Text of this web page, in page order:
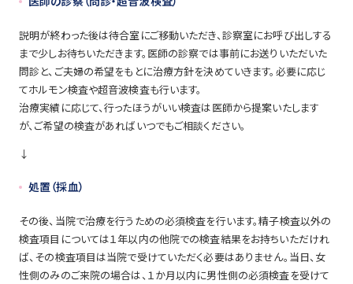
説明が終わった後は待合室にご移動いただき、診察室にお呼び出しする
まで少しお待ちいただきます。医師の診察では事前にお送りいただいた
問診と、ご夫婦の希望をもとに治療方針を決めていきます。必要に応じ
てホルモン検査や超音波検査も行います。
治療実績に応じて、行ったほうがいい検査は医師から提案いたします
が、ご希望の検査があればいつでもご相談ください。
↓
処置（採血）
その後、当院で治療を行うための必須検査を行います。精子検査以外の
検査項目については１年以内の他院での検査結果をお持ちいただけれ
ば、その検査項目は当院で受けていただく必要はありません。当日、女
性側のみのご来院の場合は、１か月以内に男性側の必須検査を受けて